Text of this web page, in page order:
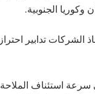
وكوريا الجنوبية.
الشركات تدابير
سرعة استئناف